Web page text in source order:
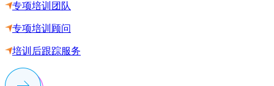
专项培训团队
专项培训顾问
培训后跟踪服务